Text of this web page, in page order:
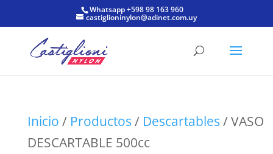
Whatsapp +598 98 163 960
castiglioninylon@adinet.com.uy
Inicio / Productos / Descartables / VASO
DESCARTABLE 500cc